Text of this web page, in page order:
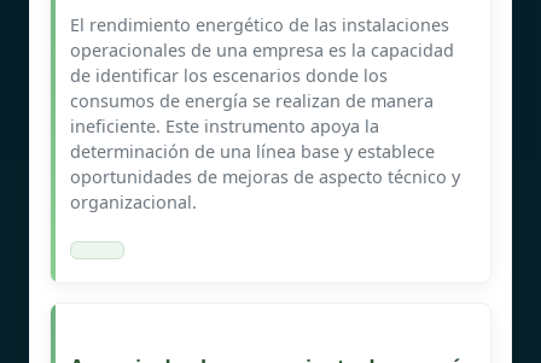
El rendimiento energético de las instalaciones
operacionales de una empresa es la capacidad
de identificar los escenarios donde los
consumos de energía se realizan de manera
ineficiente. Este instrumento apoya la
determinación de una línea base y establece
oportunidades de mejoras de aspecto técnico y
organizacional.